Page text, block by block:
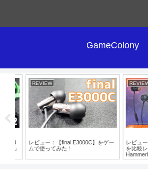
GameColony
REVIEW
レビュー：【final E3000C】をゲー
ムで使ってみた！
REVIEW
レビュー：
を比較レビ